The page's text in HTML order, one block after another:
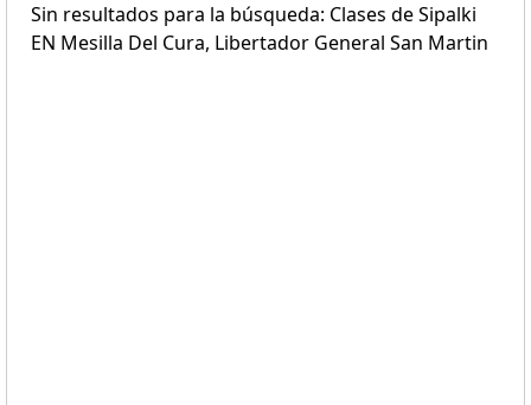
Sin resultados para la búsqueda: Clases de Sipalki
EN Mesilla Del Cura, Libertador General San Martin